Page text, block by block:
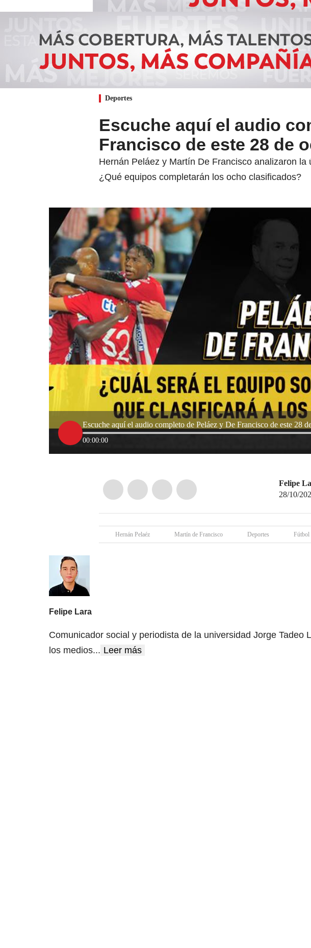
Deportes
Escuche aquí el audio
Francisco de este 28 de
Hernán Peláez y Martín De Francisco analizaron
¿Qué equipos completarán los ocho clasificados?
Escuche aquí el audio completo de Peláez y De Francisco de este 28
00:00:00
Felipe
28/10/
Hernán Pelaéz Martín de Francisco Deportes Fútbol
Felipe Lara
Comunicador social y periodista de la universidad Jorge Tadeo
los medios... Leer más